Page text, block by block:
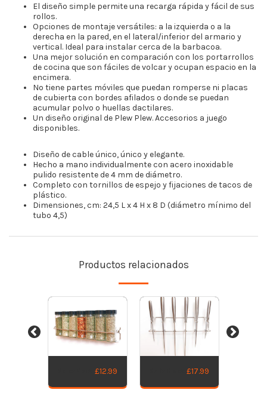
El diseño simple permite una recarga rápida y fácil de sus
rollos.
Opciones de montaje versátiles: a la izquierda o a la
derecha en la pared, en el lateral/inferior del armario y
vertical. Ideal para instalar cerca de la barbacoa.
Una mejor solución en comparación con los portarrollos
de cocina que son fáciles de volcar y ocupan espacio en la
encimera.
No tiene partes móviles que puedan romperse ni placas
de cubierta con bordes afilados o donde se puedan
acumular polvo o huellas dactilares.
Un diseño original de Plew Plew. Accesorios a juego
disponibles.
Diseño de cable único, único y elegante.
Hecho a mano individualmente con acero inoxidable
pulido resistente de 4 mm de diámetro.
Completo con tornillos de espejo y fijaciones de tacos de
plástico.
Dimensiones, cm: 24,5 L x 4 H x 8 D (diámetro mínimo del
tubo 4,5)
Productos relacionados
£12.99 £17.99